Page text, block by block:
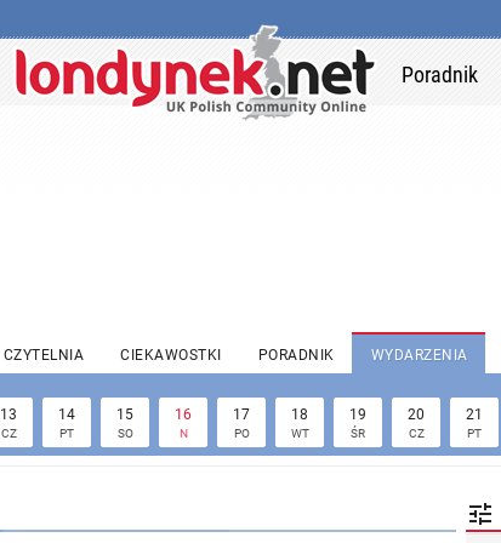
Poradnik
CZYTELNIA CIEKAWOSTKI PORADNIK WYDARZENIA
13
CZ
14
PT
15
SO
16
N
17
PO
18
WT
19
ŚR
20
CZ
21
PT
